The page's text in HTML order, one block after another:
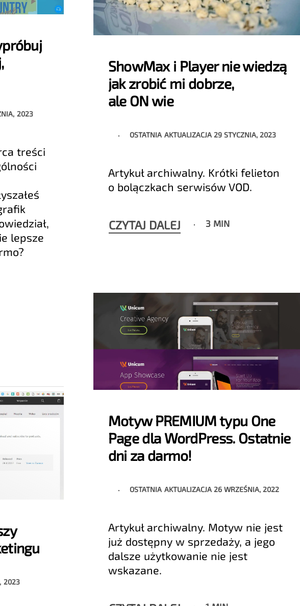
2023
treści
lepsze
ShowMax i Player nie wiedzą
jak zrobić mi dobrze,
ale ON wie
OSTATNIA AKTUALIZACJA 29 STYCZNIA, 2023
Artykuł archiwalny. Krótki felieton
o bolączkach serwisów VOD.
CZYTAJ DALEJ 3 MIN
Motyw PREMIUM typu One
Page dla WordPress. Ostatnie
dni za darmo!
OSTATNIA AKTUALIZACJA 26 WRZEŚNIA, 2022
Artykuł archiwalny. Motyw nie jest
już dostępny w sprzedaży, a jego
dalsze użytkowanie nie jest
wskazane.
2023